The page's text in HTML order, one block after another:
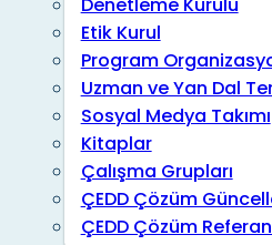
Denetleme Kurulu
Etik Kurul
Program
Uzman ve Yan Dal
Sosyal Medya Takımı
Kitaplar
Çalışma Grupları
ÇEDD Çözüm
ÇEDD Çözüm